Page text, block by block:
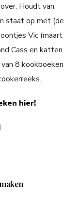
Houdt van
staat op met (de
Vic (maart
Cass en katten
8 kookboeken
hier!